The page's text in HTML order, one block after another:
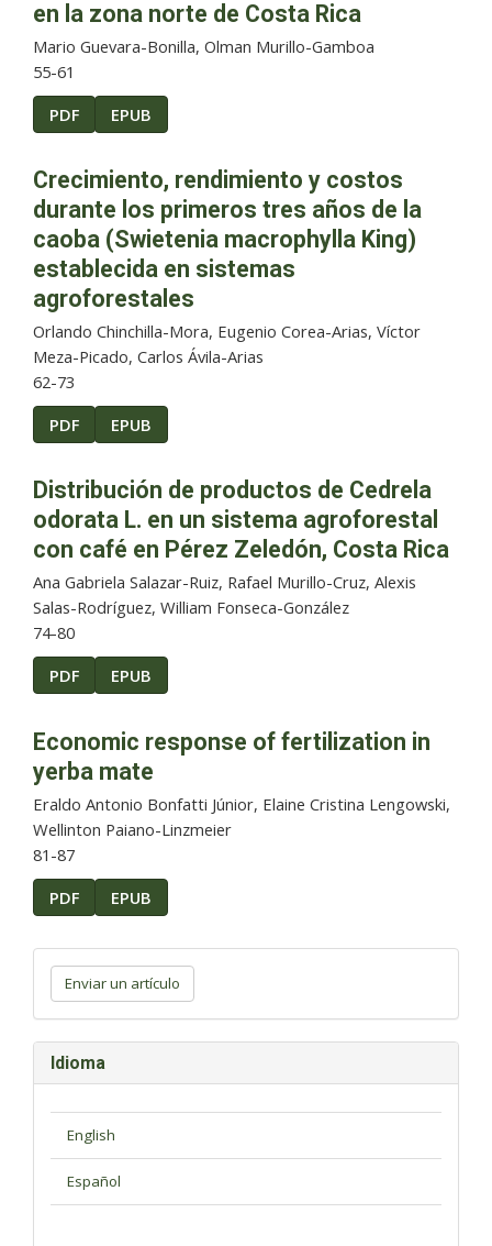
en la zona norte de Costa Rica
Mario Guevara-Bonilla, Olman Murillo-Gamboa
55-61
PDF
EPUB
Crecimiento, rendimiento y costos
durante los primeros tres años de la
caoba (Swietenia macrophylla King)
establecida en sistemas
agroforestales
Orlando Chinchilla-Mora, Eugenio Corea-Arias, Víctor
Meza-Picado, Carlos Ávila-Arias
62-73
PDF
EPUB
Distribución de productos de Cedrela
odorata L. en un sistema agroforestal
con café en Pérez Zeledón, Costa Rica
Ana Gabriela Salazar-Ruiz, Rafael Murillo-Cruz, Alexis
Salas-Rodríguez, William Fonseca-González
74-80
PDF
EPUB
Economic response of fertilization in
yerba mate
Eraldo Antonio Bonfatti Júnior, Elaine Cristina Lengowski,
Wellinton Paiano-Linzmeier
81-87
PDF
EPUB
Enviar
un
artículo
Enviar un artículo
Idioma